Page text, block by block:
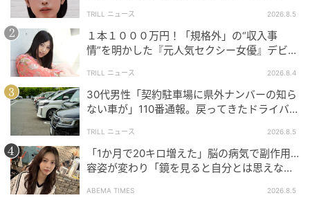
エキサイトニュース
TRILL ニュース 2026.8.5
１本１０００万円！「規格外」の“収入事
情”を明かした『元人気セクシー女優』デビュ
TRILL ニュース 2026.8.4
30代男性「契約駐車場に県外ナンバーの知ら
ない車が」110番通報。戻ってきたドライバー
TRILL ニュース 2026.8.5
「1か月で20キロ増えた」脳の病気で副作用…
容姿が変わり「鏡を見ると自分とは思えなか
ABEMA TIMES 2026.8.5